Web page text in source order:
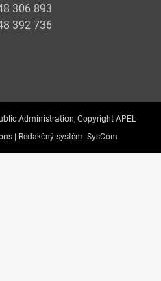
306 893
392 736
Administration, Copyright APEL
| Redakčný systém: SysCom